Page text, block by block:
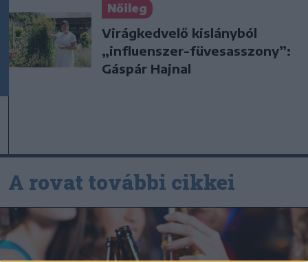
Nőileg
Virágkedvelő kislányból
„influenszer-füvesasszony”:
Gáspár Hajnal
A rovat további cikkei